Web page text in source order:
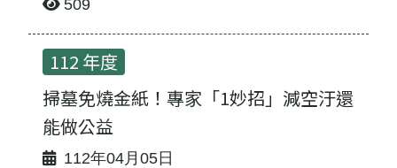
509
112 年度
掃墓免燒金紙！專家「1妙招」減空汙還
能做公益
112年04月05日